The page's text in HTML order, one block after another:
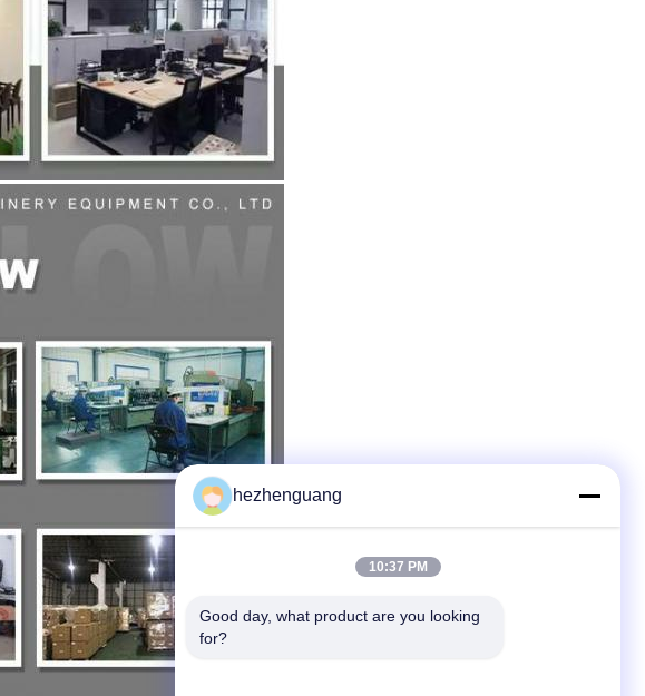
hezhenguang
10:37 PM
Good day, what product are you looking
for?